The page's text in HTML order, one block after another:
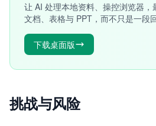
让 AI 处理本地资料、操控浏览器，
文档、表格与 PPT，而不只是一段回
下载桌面版
挑战与风险